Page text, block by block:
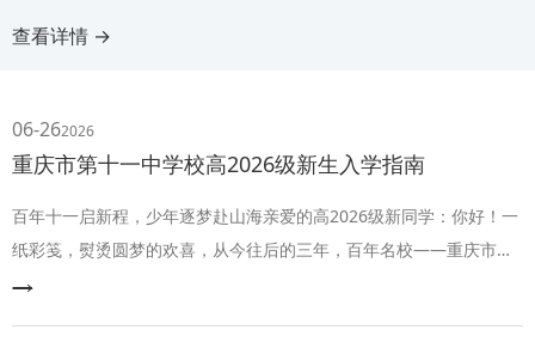
查看详情 →
06-262026
重庆市第十一中学校高2026级新生入学指南
百年十一启新程，少年逐梦赴山海亲爱的高2026级新同学：你好！一
纸彩笺，熨烫圆梦的欢喜，从今往后的三年，百年名校——重庆市第
十一中学校与你一起，出征——寻找——成全——超越。“博文修德，